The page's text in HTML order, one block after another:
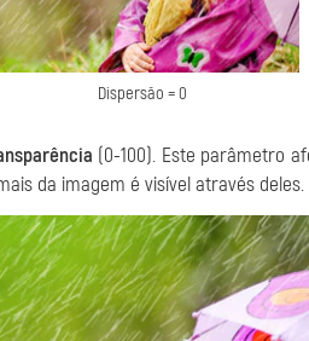
Dispersão = 0
(0-100). Este parâmetro
da imagem é visível através deles.